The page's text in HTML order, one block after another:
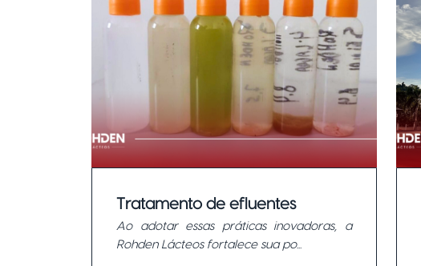
Tratamento de efluentes
Inovador na Rohden Lácteos:
compromisso com a
Ao adotar essas práticas inovadoras, a
Rohden Lácteos fortalece sua po...